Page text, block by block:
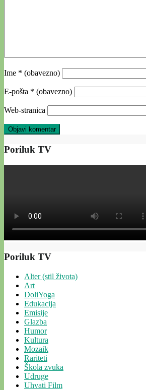
Ime * (obavezno)
E-pošta * (obavezno)
Web-stranica
Poriluk TV
Poriluk TV
Alter (stil života)
Art
DoliYoga
Edukacija
Emisije
Glazba
Humor
Kultura
Mozaik
Rariteti
Škola zvuka
Udruge
Uhvati Film